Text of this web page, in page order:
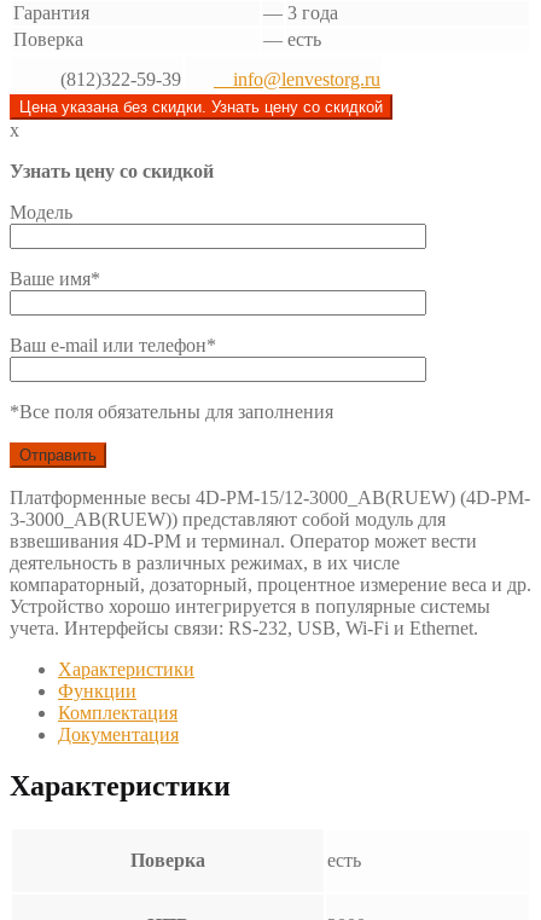
Гарантия
— 3 года
Поверка
— есть
(812)322-59-39
info@lenvestorg.ru
Цена указана без скидки. Узнать цену со скидкой
x
Узнать цену со скидкой
Модель
Ваше имя*
Ваш e-mail или телефон*
*Все поля обязательны для заполнения
Платформенные весы 4D-PM-15/12-3000_AB(RUEW) (4D-PM-
3-3000_AB(RUEW)) представляют собой модуль для
взвешивания 4D-PM и терминал. Оператор может вести
деятельность в различных режимах, в их числе
компараторный, дозаторный, процентное измерение веса и др.
Устройство хорошо интегрируется в популярные системы
учета. Интерфейсы связи: RS-232, USB, Wi-Fi и Ethernet.
Характеристики
Функции
Комплектация
Документация
Характеристики
Поверка есть